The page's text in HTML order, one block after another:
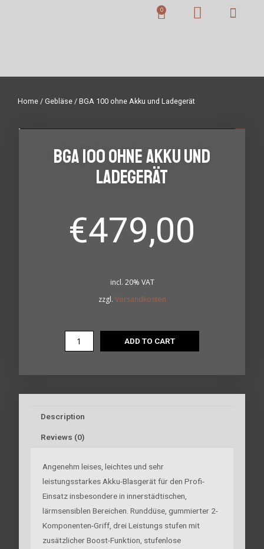
Home / Gebläse / BGA 100 ohne Akku und Ladegerät
BGA 100 ohne Akku und
Ladegerät
€479,00
incl. 20% VAT
zzgl. Versandkosten
ADD TO CART
Description
Reviews (0)
Angenehm leises, leichtes und sehr
leistungsstarkes Akku-Blasgerät für den Profi-
Einsatz insbesondere in innerstädtischen,
lärmsensiblen Bereichen. Runddüse, gummierter 2-
Komponenten-Griff, drei Leistungs stufen mit
zusätzlicher Boost-Funktion, stufenlose